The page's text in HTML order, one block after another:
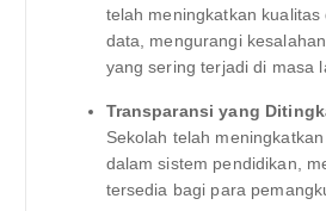
telah meningkatkan kualitas
data, mengurangi
yang sering terjadi di masa
Transparansi yang
Sekolah telah
dalam sistem pendidikan,
tersedia bagi para